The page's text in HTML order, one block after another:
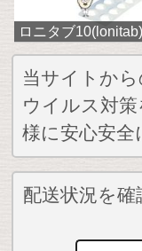
ロニタブ10(lonitab)
当サイトか
ウイルス対
様に安心安全
配送状況を